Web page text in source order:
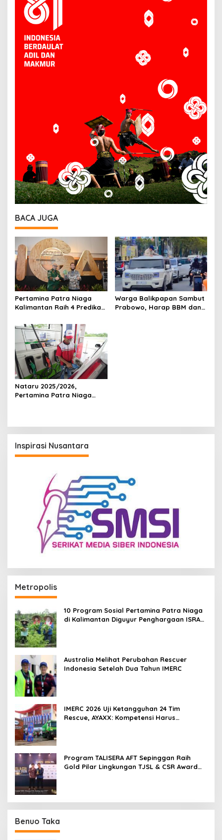
BACA JUGA
Pertamina Patra Niaga
Kalimantan Raih 4 Predikat
Program TJSL Berhasil
Warga Balikpapan Sambut
Prabowo, Harap BBM dan
Nataru 2025/2026,
Pertamina Patra Niaga
Inspirasi Nusantara
Metropolis
10 Program Sosial Pertamina Patra Niaga
di Kalimantan Diguyur Penghargaan ISRA
Australia Melihat Perubahan Rescuer
Indonesia Setelah Dua Tahun IMERC
IMERC 2026 Uji Ketangguhan 24 Tim
Rescue, AYAXX: Kompetensi Harus
Program TALISERA AFT Sepinggan Raih
Gold Pilar Lingkungan TJSL & CSR Award
Benuo Taka